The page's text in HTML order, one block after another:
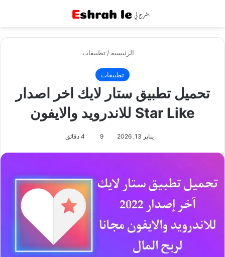
الرئيسية / تطبيقات
تطبيقات
تحميل تطبيق ستار لايك اخر اصدار
Star Like للاندرويد والايفون
يناير 13, 2026 9